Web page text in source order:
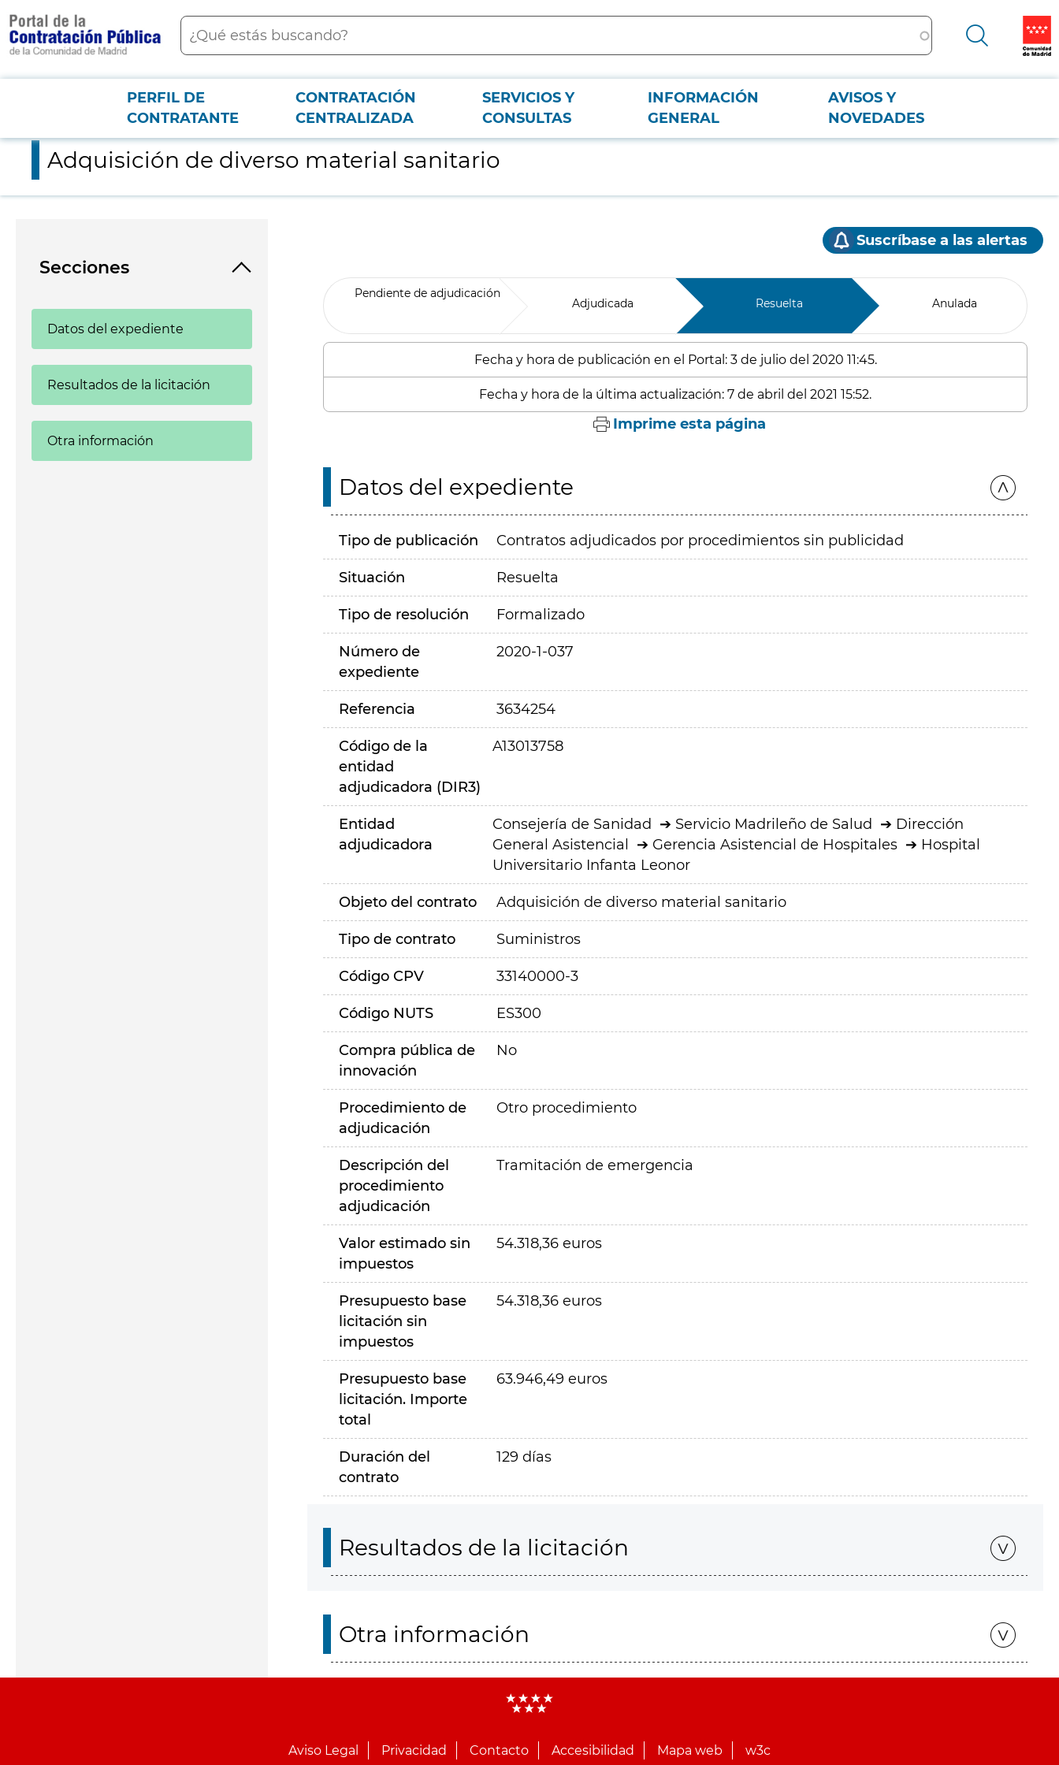
contenido
principal
Buscar
Menú PCON
PERFIL DE
CONTRATANTE
CONTRATACIÓN
CENTRALIZADA
SERVICIOS Y
CONSULTAS
INFORMACIÓN
GENERAL
AVISOS Y
NOVEDADES
Adquisición de diverso material sanitario
Adquisición de diverso material sanitario
Secciones
Datos del expediente
Resultados de la licitación
Otra información
Suscríbase a las alertas
Pendiente de adjudicación
Adjudicada Resuelta Anulada
Fecha y hora de publicación en el Portal: 3 de julio del 2020 11:45.
Fecha y hora de la última actualización: 7 de abril del 2021 15:52.
Imprime esta página
Datos del expediente
Tipo de publicación Contratos adjudicados por procedimientos sin publicidad
Situación Resuelta
Tipo de resolución Formalizado
Número de
expediente
2020-1-037
Referencia 3634254
Código de la
entidad
adjudicadora (DIR3)
A13013758
Entidad
adjudicadora
Consejería de Sanidad Servicio Madrileño de Salud
Dirección
General Asistencial
Gerencia Asistencial de Hospitales
Hospital
Universitario Infanta Leonor
Objeto del contrato Adquisición de diverso material sanitario
Tipo de contrato Suministros
Código CPV 33140000-3
Código NUTS ES300
Compra pública de
innovación
No
Procedimiento de
adjudicación
Otro procedimiento
Descripción del
procedimiento
adjudicación
Tramitación de emergencia
Valor estimado sin
impuestos
54.318,36 euros
Presupuesto base
licitación sin
impuestos
54.318,36 euros
Presupuesto base
licitación. Importe
total
63.946,49 euros
Duración del
contrato
129 días
Resultados de la licitación
Otra información
Aviso Legal Privacidad Contacto Accesibilidad Mapa web w3c